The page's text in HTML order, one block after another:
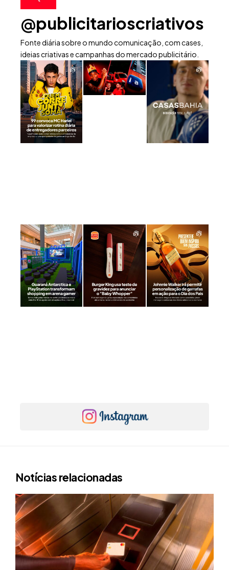
@publicitarioscriativos
Fonte diária sobre o mundo comunicação, com cases,
ideias criativas e campanhas do mercado publicitário.
Notícias relacionadas